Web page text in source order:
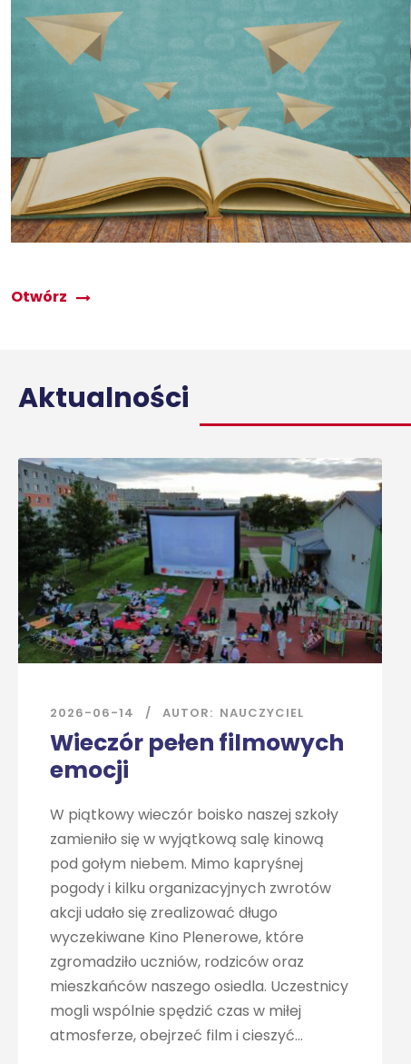
Otwórz
Aktualności
2026-06-14 AUTOR: NAUCZYCIEL
Wieczór pełen filmowych
emocji
W piątkowy wieczór boisko naszej szkoły
zamieniło się w wyjątkową salę kinową
pod gołym niebem. Mimo kapryśnej
pogody i kilku organizacyjnych zwrotów
akcji udało się zrealizować długo
wyczekiwane Kino Plenerowe, które
zgromadziło uczniów, rodziców oraz
mieszkańców naszego osiedla. Uczestnicy
mogli wspólnie spędzić czas w miłej
atmosferze, obejrzeć film i cieszyć...